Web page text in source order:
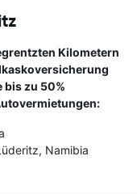
Kilometern
bis zu 50%
Namibia